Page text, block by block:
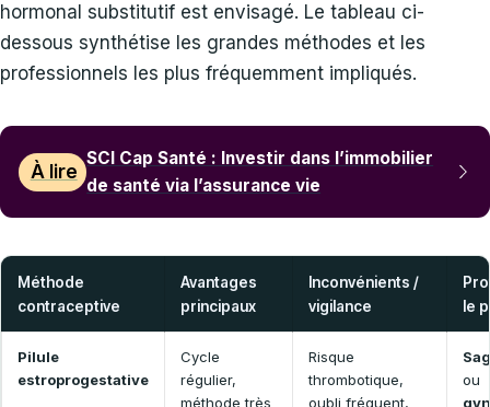
hormonal substitutif est envisagé. Le tableau ci-
dessous synthétise les grandes méthodes et les
professionnels les plus fréquemment impliqués.
À lire
SCI Cap Santé : Investir dans l’immobilier
de santé via l’assurance vie
Méthode
contraceptive
Avantages
principaux
Inconvénients /
vigilance
le
Pilule
estroprogestative
Cycle
régulier,
méthode très
Risque
thrombotique,
oubli fréquent,
ou